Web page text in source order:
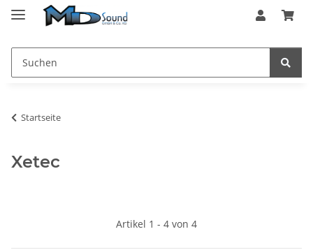
Startseite
Xetec
Artikel 1 - 4 von 4